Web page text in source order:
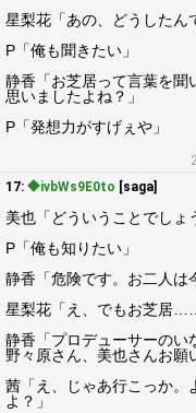
星梨花「あの、どうしたん
P「俺も聞きたい」
静香「お芝居って言葉を聞
思いましたよね？」
P「発想力がすげぇや」
17: ◆ivbWs9E0to [saga]
美也「どういうことでしょ
P「俺も知りたい」
静香「危険です。お二人は
星梨花「え、でもお芝居
静香「プロデューサーのい
野々原さん、美也さんお願
茜「え、じゃあ行こっか。
よ？」